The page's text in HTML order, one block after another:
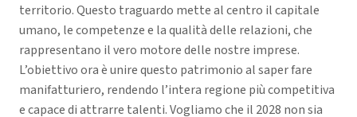
territorio. Questo traguardo mette al centro il capitale
umano, le competenze e la qualità delle relazioni, che
rappresentano il vero motore delle nostre imprese.
L’obiettivo ora è unire questo patrimonio al saper fare
manifatturiero, rendendo l’intera regione più competitiva
e capace di attrarre talenti. Vogliamo che il 2028 non sia